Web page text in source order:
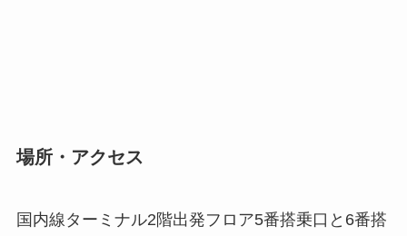
場所・アクセス
国内線ターミナル2階出発フロア5番搭乗口と6番搭